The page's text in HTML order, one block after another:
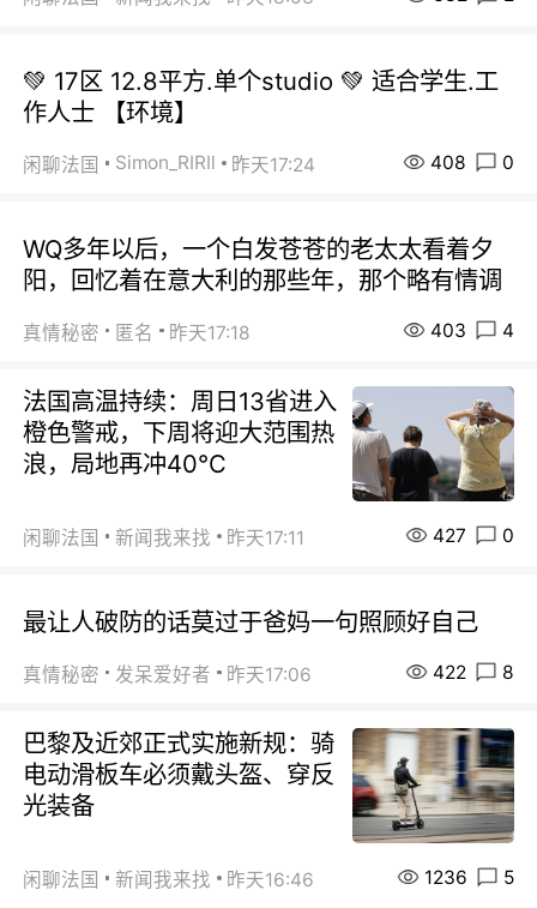
💚 17区 12.8平方.单个studio 💚 适合学生.工
作人士 【环境】
闲聊法国 Simon_RIRIl 昨天17:24 408 0
WQ多年以后，一个白发苍苍的老太太看着夕
阳，回忆着在意大利的那些年，那个略有情调
真情秘密 匿名 昨天17:18 403 4
法国高温持续：周日13省进入
橙色警戒，下周将迎大范围热
浪，局地再冲40℃
闲聊法国 新闻我来找 昨天17:11 427 0
最让人破防的话莫过于爸妈一句照顾好自己
真情秘密 发呆爱好者 昨天17:06 422 8
巴黎及近郊正式实施新规：骑
电动滑板车必须戴头盔、穿反
光装备
闲聊法国 新闻我来找 昨天16:46 1236 5